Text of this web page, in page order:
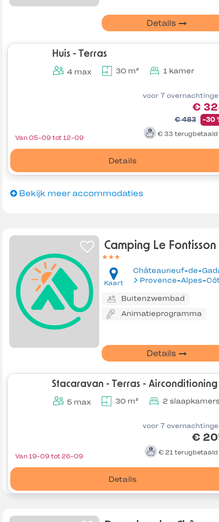
Details
Huis - Terras
4 max 30 m² 1 kamer
voor 7
€
€ 483 -30
€ 33 terugbetaald
Details
Van 05-09 tot 12-09
Bekijk meer accommodaties
Camping Le Fontisson
Kaart
Buitenzwembad
Animatieprogramma
Details
Stacaravan - Terras - Airconditioning
5 max 30 m² 2
voor 7
€
€ 21 terugbetaald
Details
Van 19-09 tot 26-09